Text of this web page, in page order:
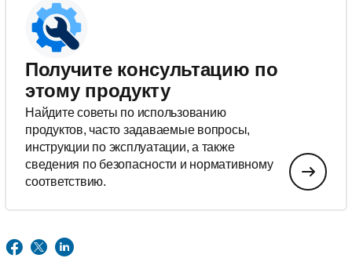
Получите консультацию по
этому продукту
Найдите советы по использованию
продуктов, часто задаваемые вопросы,
инструкции по эксплуатации, а также
сведения по безопасности и нормативному
соответствию.